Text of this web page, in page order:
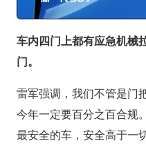
车内四门上都有应急机械
门。
雷军强调，我们不管是门
今年一定要百分之百合规
最安全的车，安全高于一切